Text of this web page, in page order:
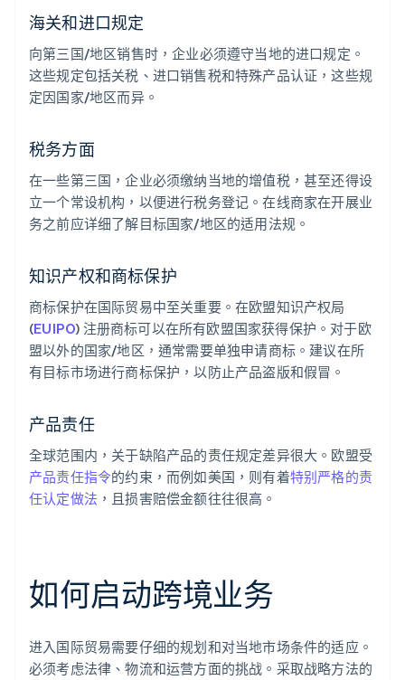
海关和进口规定
向第三国/地区销售时，企业必须遵守当地的进口规定。
这些规定包括关税、进口销售税和特殊产品认证，这些规
定因国家/地区而异。
税务方面
在一些第三国，企业必须缴纳当地的增值税，甚至还得设
立一个常设机构，以便进行税务登记。在线商家在开展业
务之前应详细了解目标国家/地区的适用法规。
知识产权和商标保护
商标保护在国际贸易中至关重要。在欧盟知识产权局
(EUIPO) 注册商标可以在所有欧盟国家获得保护。对于欧
盟以外的国家/地区，通常需要单独申请商标。建议在所
有目标市场进行商标保护，以防止产品盗版和假冒。
产品责任
全球范围内，关于缺陷产品的责任规定差异很大。欧盟受
产品责任指令的约束，而例如美国，则有着特别严格的责
任认定做法 ，且损害赔偿金额往往很高。
如何启动跨境业务
进入国际贸易需要仔细的规划和对当地市场条件的适应。
必须考虑法律、物流和运营方面的挑战。采取战略方法的